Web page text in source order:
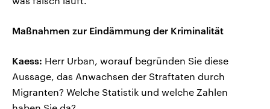
Maßnahmen zur Eindämmung der Kriminalität
Kaess: Herr Urban, worauf begründen Sie diese
Aussage, das Anwachsen der Straftaten durch
Migranten? Welche Statistik und welche Zahlen